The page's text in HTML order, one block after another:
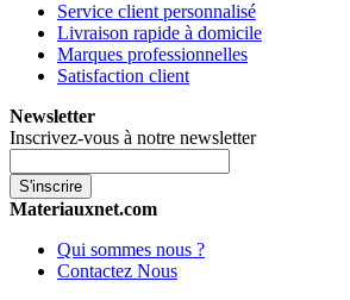
Service client personnalisé
Livraison rapide à domicile
Marques professionnelles
Satisfaction client
Newsletter
Inscrivez-vous à notre newsletter
S'inscrire
Materiauxnet.com
Qui sommes nous ?
Contactez Nous